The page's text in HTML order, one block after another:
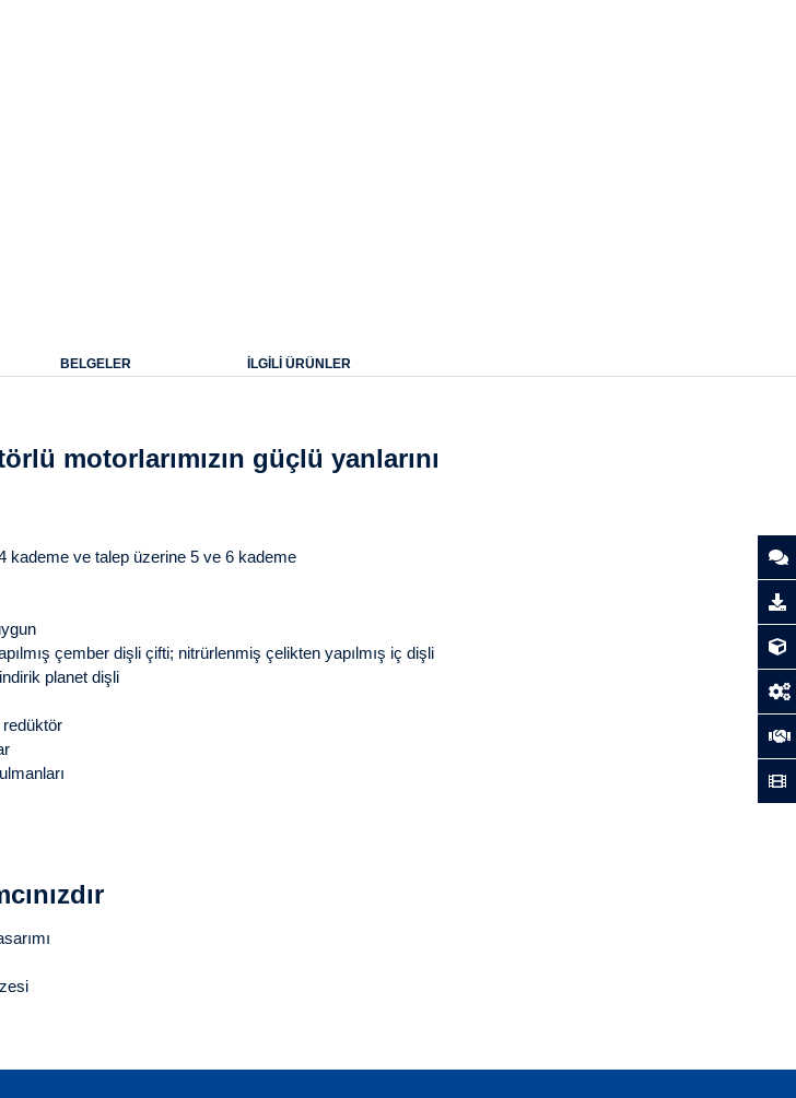
BELGELER ILGILI ÜRÜNLER
motorlarımızın güçlü yanlarını
kademe ve talep üzerine 5 ve 6 kademe
çember dişli çifti; nitrürlenmiş çelikten yapılmış iç dişli
planet dişli
redüktör